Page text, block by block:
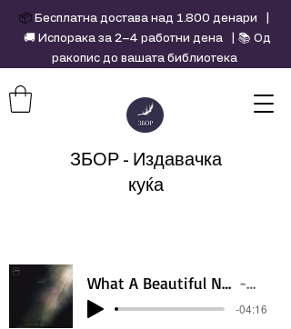
ЗБОР - Издавачка
куќа
What A Beautiful Name - Hillsong - Violin cover by Daniel Jang Artist
-04:16
📦 Бесплатна достава над 1.800 денари |
🚚 Испорака за 2–4 работни дена | 📚 Од
ракопис до вашата библиотека